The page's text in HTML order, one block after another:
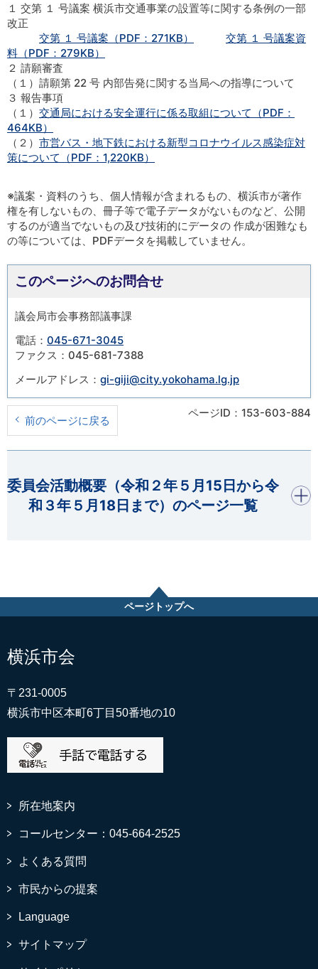
１ 交第 １ 号議案 横浜市交通事業の設置等に関する条例の一部
改正
交第 １ 号議案（PDF：271KB）
交第 １ 号議案資
料（PDF：279KB）
２ 請願審査
（１）請願第 22 号 内部告発に関する当局への指導について
３ 報告事項
（１） 交通局における安全運行に係る取組について（PDF：
464KB）
（２） 市営バス・地下鉄における新型コロナウイルス感染症対
策について（PDF：1,220KB）
※議案・資料のうち、個人情報が含まれるもの、横浜市が著作
権を有しないもの、冊子等で電子データがないものなど、公開
するのが適当でないもの及び技術的にデータの 作成が困難なも
の等については、PDFデータを掲載していません。
このページへのお問合せ
議会局市会事務部議事課
電話： 045-671-3045
ファクス：045-681-7388
メールアドレス： gi-giji@city.yokohama.lg.jp
前のページに戻る
ページID：153-603-884
委員会活動概要（令和２年５月15日から令
和３年５月18日まで）のページ一覧
開く
ページトップへ
横浜市会
〒231-0005
横浜市中区本町6丁目50番地の10
所在地案内
コールセンター：045-664-2525
よくある質問
市民からの提案
Language
サイトマップ